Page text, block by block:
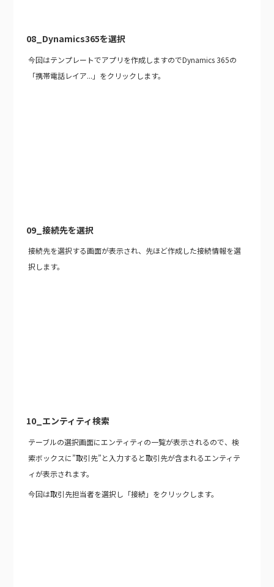
08_Dynamics365を選択
今回はテンプレートでアプリを作成しますのでDynamics 365の
「携帯電話レイア...」をクリックします。
09_接続先を選択
接続先を選択する画面が表示され、先ほど作成した接続情報を選
択します。
10_エンティティ検索
テーブルの選択画面にエンティティの一覧が表示されるので、検
索ボックスに”取引先”と入力すると取引先が含まれるエンティテ
ィが表示されます。
今回は取引先担当者を選択し「接続」をクリックします。